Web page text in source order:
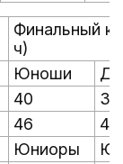
Финальный
ч)
Юноши
40
37
46
43
Юниоры